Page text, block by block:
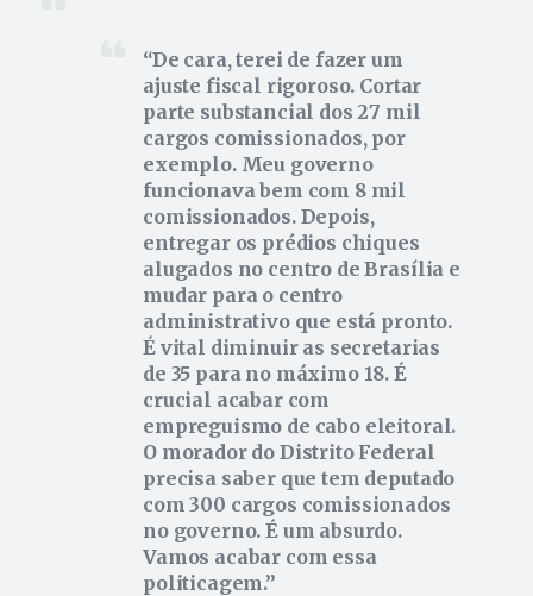
De cara, terei de fazer um
ajuste fiscal rigoroso. Cortar
parte substancial dos 27 mil
cargos comissionados, por
exemplo. Meu governo
funcionava bem com 8 mil
comissionados. Depois,
entregar os prédios chiques
alugados no centro de Brasília e
mudar para o centro
administrativo que está pronto.
É vital diminuir as secretarias
de 35 para no máximo 18. É
crucial acabar com
empreguismo de cabo eleitoral.
O morador do Distrito Federal
precisa saber que tem deputado
com 300 cargos comissionados
no governo. É um absurdo.
Vamos acabar com essa
politicagem.